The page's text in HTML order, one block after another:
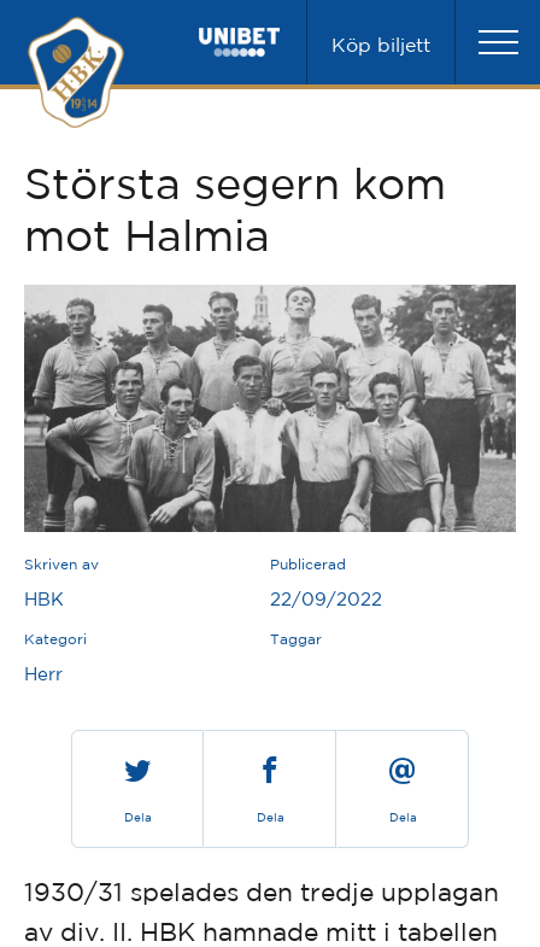
Köp biljett
Största segern kom
mot Halmia
Skriven av
HBK
Publicerad
22/09/2022
Kategori
Herr
Taggar
Dela Dela Dela
1930/31 spelades den tredje upplagan
av div. II. HBK hamnade mitt i tabellen